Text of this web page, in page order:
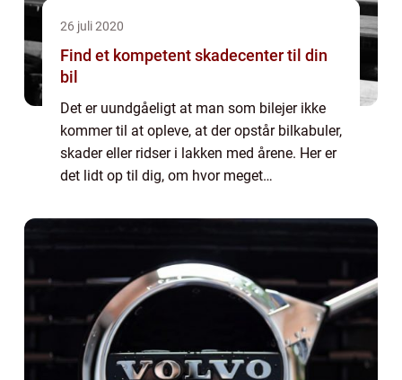
26 juli 2020
Find et kompetent skadecenter til din
bil
Det er uundgåeligt at man som bilejer ikke
kommer til at opleve, at der opstår bilkabuler,
skader eller ridser i lakken med årene. Her er
det lidt op til dig, om hvor meget
det er bilen f&osl...